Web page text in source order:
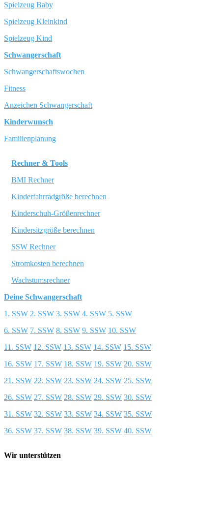
Spielzeug Baby
Spielzeug Kleinkind
Spielzeug Kind
Schwangerschaft
Schwangerschaftswochen
Fitness
Anzeichen Schwangerschaft
Kinderwunsch
Familienplanung
Rechner & Tools
BMI Rechner
Kinderfahrradgröße berechnen
Kinderschuh-Größenrechner
Kindersitzgröße berechnen
SSW Rechner
Stromkosten berechnen
Wachstumsrechner
Deine Schwangerschaft
1. SSW 2. SSW 3. SSW 4. SSW 5. SSW
6. SSW 7. SSW 8. SSW 9. SSW 10. SSW
11. SSW 12. SSW 13. SSW 14. SSW 15. SSW
16. SSW 17. SSW 18. SSW 19. SSW 20. SSW
21. SSW 22. SSW 23. SSW 24. SSW 25. SSW
26. SSW 27. SSW 28. SSW 29. SSW 30. SSW
31. SSW 32. SSW 33. SSW 34. SSW 35. SSW
36. SSW 37. SSW 38. SSW 39. SSW 40. SSW
Wir unterstützen